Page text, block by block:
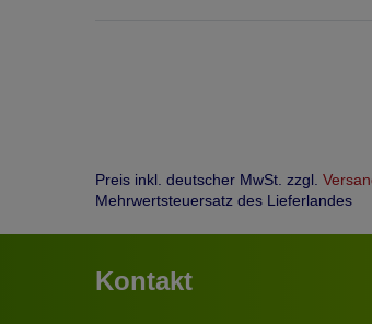
Preis inkl. deutscher MwSt. zzgl.
Mehrwertsteuersatz des Lieferlandes
Kontakt